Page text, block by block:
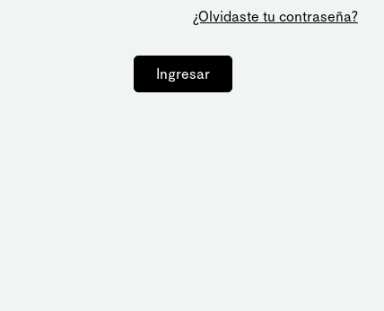
¿Olvidaste tu contraseña?
Ingresar